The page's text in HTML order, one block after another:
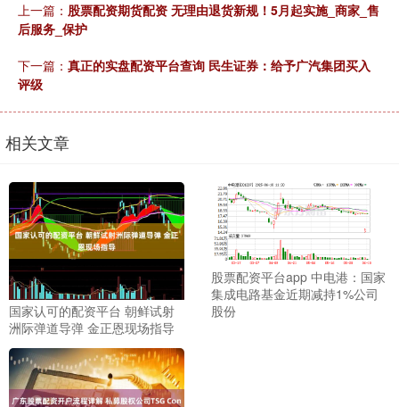
上一篇： 股票配资期货配资 无理由退货新规！5月起实施_商家_售
后服务_保护
下一篇： 真正的实盘配资平台查询 民生证券：给予广汽集团买入
评级
相关文章
国家认可的配资平台 朝鲜试射
洲际弹道导弹 金正恩现场指导
股票配资平台app 中电港：国家
集成电路基金近期减持1%公司
股份